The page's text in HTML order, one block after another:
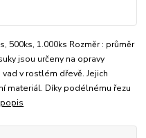
500ks, 1.000ks Rozměr : průměr
jsou určeny na opravy
v rostlém dřevě. Jejich
materiál. Díky podélnému řezu